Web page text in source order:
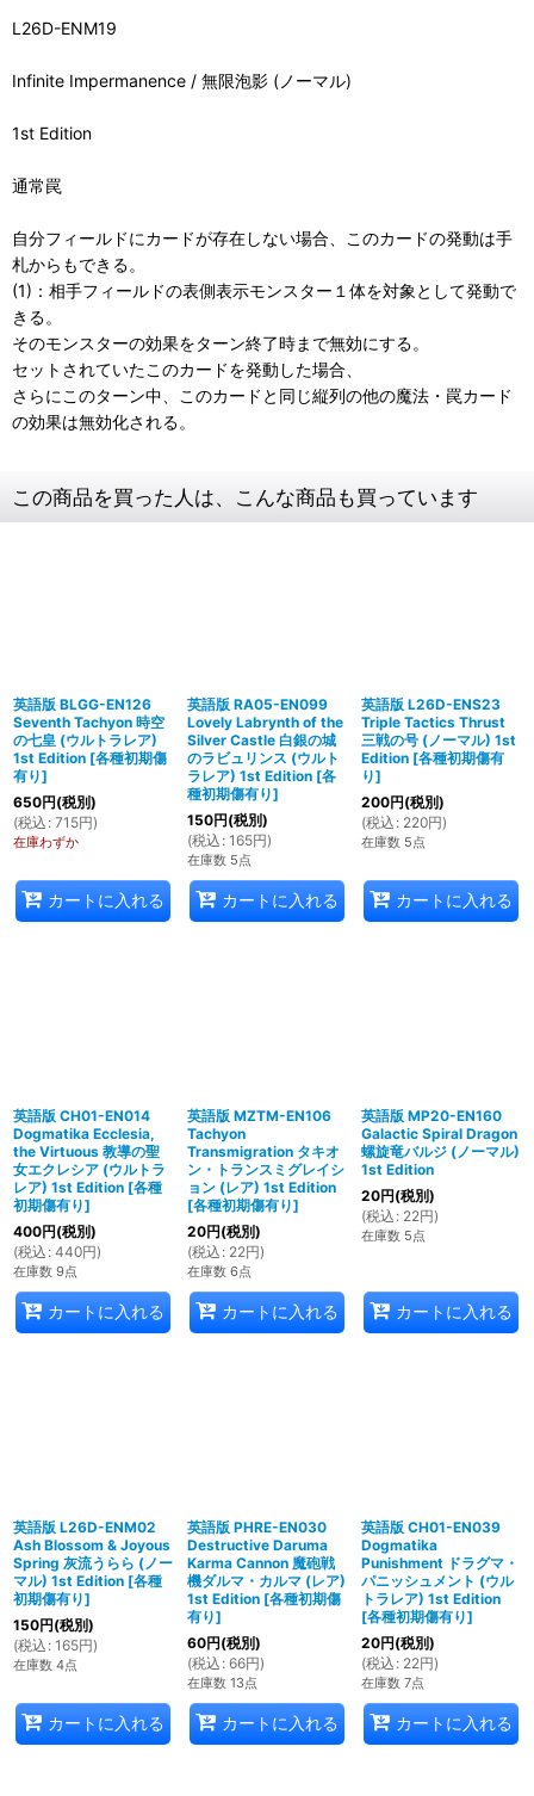
L26D-ENM19
Infinite Impermanence / 無限泡影 (ノーマル)
1st Edition
通常罠
自分フィールドにカードが存在しない場合、このカードの発動は手
札からもできる。
(1)：相手フィールドの表側表示モンスター１体を対象として発動で
きる。
そのモンスターの効果をターン終了時まで無効にする。
セットされていたこのカードを発動した場合、
さらにこのターン中、このカードと同じ縦列の他の魔法・罠カード
の効果は無効化される。
この商品を買った人は、こんな商品も買っています
英語版 BLGG-EN126
Seventh Tachyon 時空
の七皇 (ウルトラレア)
1st Edition [各種初期傷
有り]
650円(税別)
(税込 : 715円)
在庫わずか
カートに入れる
英語版 RA05-EN099
Lovely Labrynth of the
Silver Castle 白銀の城
のラビュリンス (ウルト
ラレア) 1st Edition [各
種初期傷有り]
150円(税別)
(税込 : 165円)
在庫数 5点
カートに入れる
英語版 L26D-ENS23
Triple Tactics Thrust
三戦の号 (ノーマル) 1st
Edition [各種初期傷有
り]
200円(税別)
(税込 : 220円)
在庫数 5点
カートに入れる
英語版 CH01-EN014
Dogmatika Ecclesia,
the Virtuous 教導の聖
女エクレシア (ウルトラ
レア) 1st Edition [各種
初期傷有り]
400円(税別)
(税込 : 440円)
在庫数 9点
カートに入れる
英語版 MZTM-EN106
Tachyon
Transmigration タキオ
ン・トランスミグレイシ
ョン (レア) 1st Edition
[各種初期傷有り]
20円(税別)
(税込 : 22円)
在庫数 6点
カートに入れる
英語版 MP20-EN160
Galactic Spiral Dragon
螺旋竜バルジ (ノーマル)
1st Edition
20円(税別)
(税込 : 22円)
在庫数 5点
カートに入れる
英語版 L26D-ENM02
Ash Blossom & Joyous
Spring 灰流うらら (ノー
マル) 1st Edition [各種
初期傷有り]
150円(税別)
(税込 : 165円)
在庫数 4点
カートに入れる
英語版 PHRE-EN030
Destructive Daruma
Karma Cannon 魔砲戦
機ダルマ・カルマ (レア)
1st Edition [各種初期傷
有り]
60円(税別)
(税込 : 66円)
在庫数 13点
カートに入れる
英語版 CH01-EN039
Dogmatika
Punishment ドラグマ・
パニッシュメント (ウル
トラレア) 1st Edition
[各種初期傷有り]
20円(税別)
(税込 : 22円)
在庫数 7点
カートに入れる